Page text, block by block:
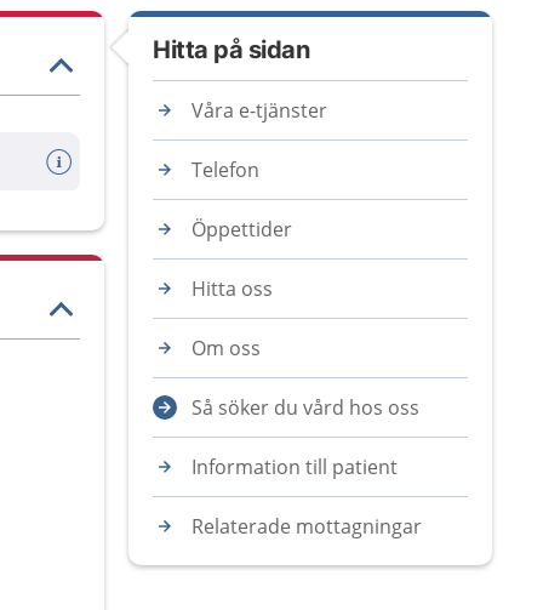
Hitta på sidan
Våra e-tjänster
Telefon
Öppettider
Hitta oss
Om oss
Så söker du vård hos oss
Information till patient
Relaterade mottagningar